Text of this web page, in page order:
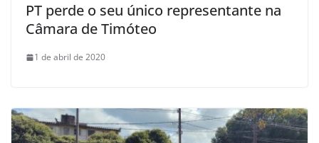
PT perde o seu único representante na
Câmara de Timóteo
1 de abril de 2020